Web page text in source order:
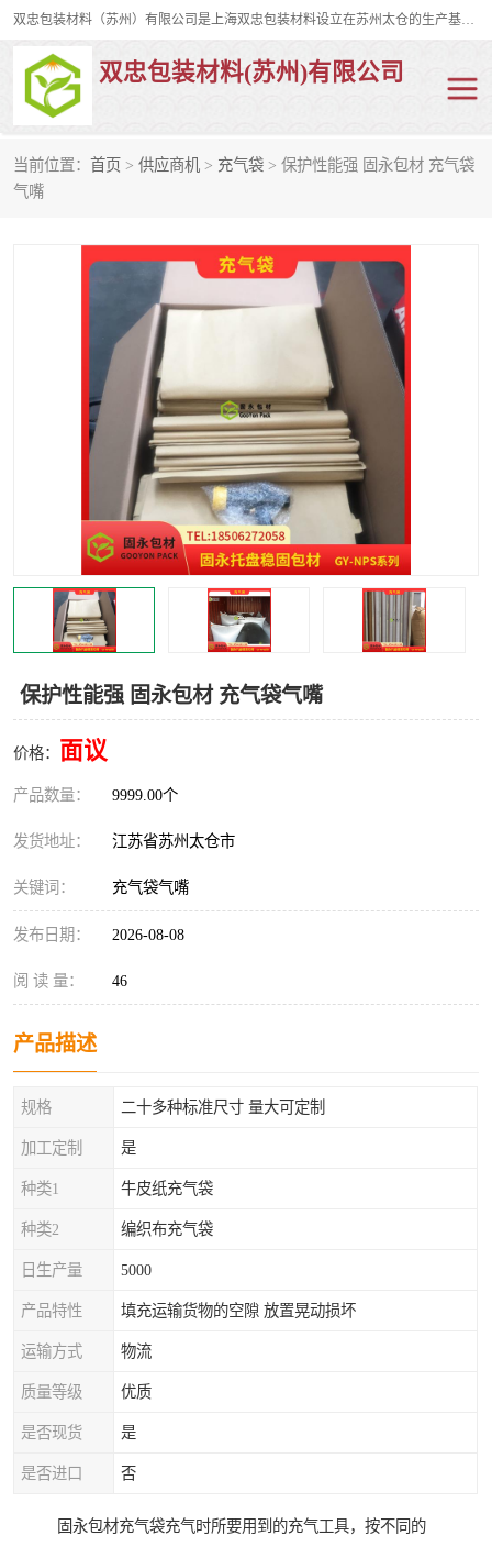
双忠包装材料（苏州）有限公司是上海双忠包装材料设立在苏州太仓的生产基地，占地约2万平米，产品主要有打孔缠绕膜，拉伸蜂窝纸，集装箱充气袋，滑托板，打包带，裹包网兜，防滑纸等箱体和托盘的运输和保护性包材。固永包材®，GooYon Pack®，是我们保护性包装材料的专属品牌。
双忠包装材料(苏州)有限公司
当前位置： 首页 > 供应商机 > 充气袋 > 保护性能强 固永包材 充气袋
气嘴
保护性能强 固永包材 充气袋气嘴
价格： 面议
产品数量： 9999.00个
发货地址： 江苏省苏州太仓市
关键词： 充气袋气嘴
发布日期： 2026-08-08
阅 读 量： 46
产品描述
规格 二十多种标准尺寸 量大可定制
加工定制 是
种类1 牛皮纸充气袋
种类2 编织布充气袋
日生产量 5000
产品特性 填充运输货物的空隙 放置晃动损坏
运输方式 物流
质量等级 优质
是否现货 是
是否进口 否
固永包材充气袋充气时所要用到的充气工具，按不同的
打孔缠绕膜
裹包网兜 纤维打包带
充气袋
缠绕膜
托盘裹包网兜
托盘捆绑带